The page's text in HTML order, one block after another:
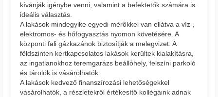
kívánják igénybe venni, valamint a befektetők számára is
ideális választás.
A lakások mindegyike egyedi mérőkkel van ellátva a víz-,
elektromos- és hőfogyasztás nyomon követésére. A
központi fali gázkazánok biztosítják a melegvizet. A
földszinten kertkapcsolatos lakások kerültek kialakításra,
az ingatlanokhoz teremgarázs beállóhely, felszíni parkoló
és tárolók is vásárolhatók.
A lakások kedvező finanszírozási lehetőségekkel
vásárolhatók, a részletekről értékesítő kollégáink adnak